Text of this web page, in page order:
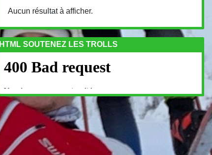
Aucun résultat à afficher.
HTML SOUTENEZ LES TROLLS